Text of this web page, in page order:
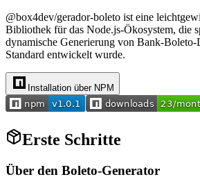
@box4dev/gerador-boleto ist eine
Bibliothek für das Node.js-Ökosystem, die
dynamische Generierung von Bank-
Standard entwickelt wurde.
Installation über NPM
Erste Schritte
Über den Boleto-Generator